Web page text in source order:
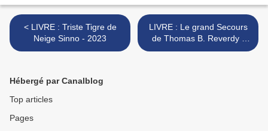
< LIVRE : Triste Tigre de
Neige Sinno - 2023
LIVRE : Le grand Secours
de Thomas B. Reverdy -
2023 >
Hébergé par Canalblog
Top articles
Pages